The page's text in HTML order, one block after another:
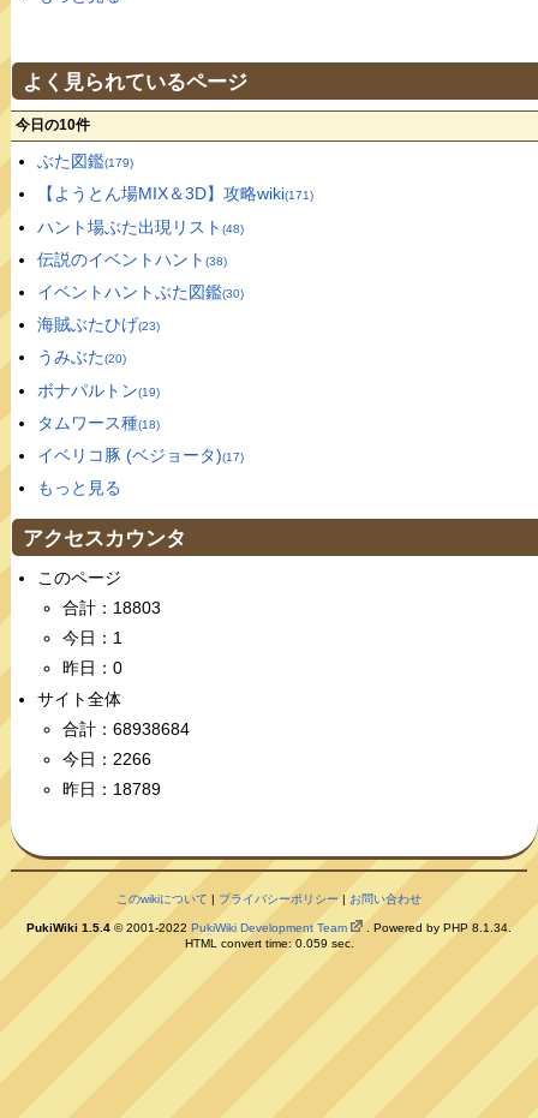
よく見られているページ
今日の10件
ぶた図鑑(179)
【ようとん場MIX＆3D】攻略wiki(171)
ハント場ぶた出現リスト (48)
伝説のイベントハント (38)
イベントハントぶた図鑑(30)
海賊ぶたひげ(23)
うみぶた(20)
ボナパルトン(19)
タムワース種(18)
イベリコ豚 (ベジョータ)(17)
もっと見る
アクセスカウンタ
このページ
合計：18803
今日：1
昨日：0
サイト全体
合計：68938684
今日：2266
昨日：18789
このwikiについて | プライバシーポリシー| お問い合わせ
PukiWiki 1.5.4 © 2001-2022 PukiWiki Development Team
. Powered by PHP 8.1.34.
HTML convert time: 0.059 sec.